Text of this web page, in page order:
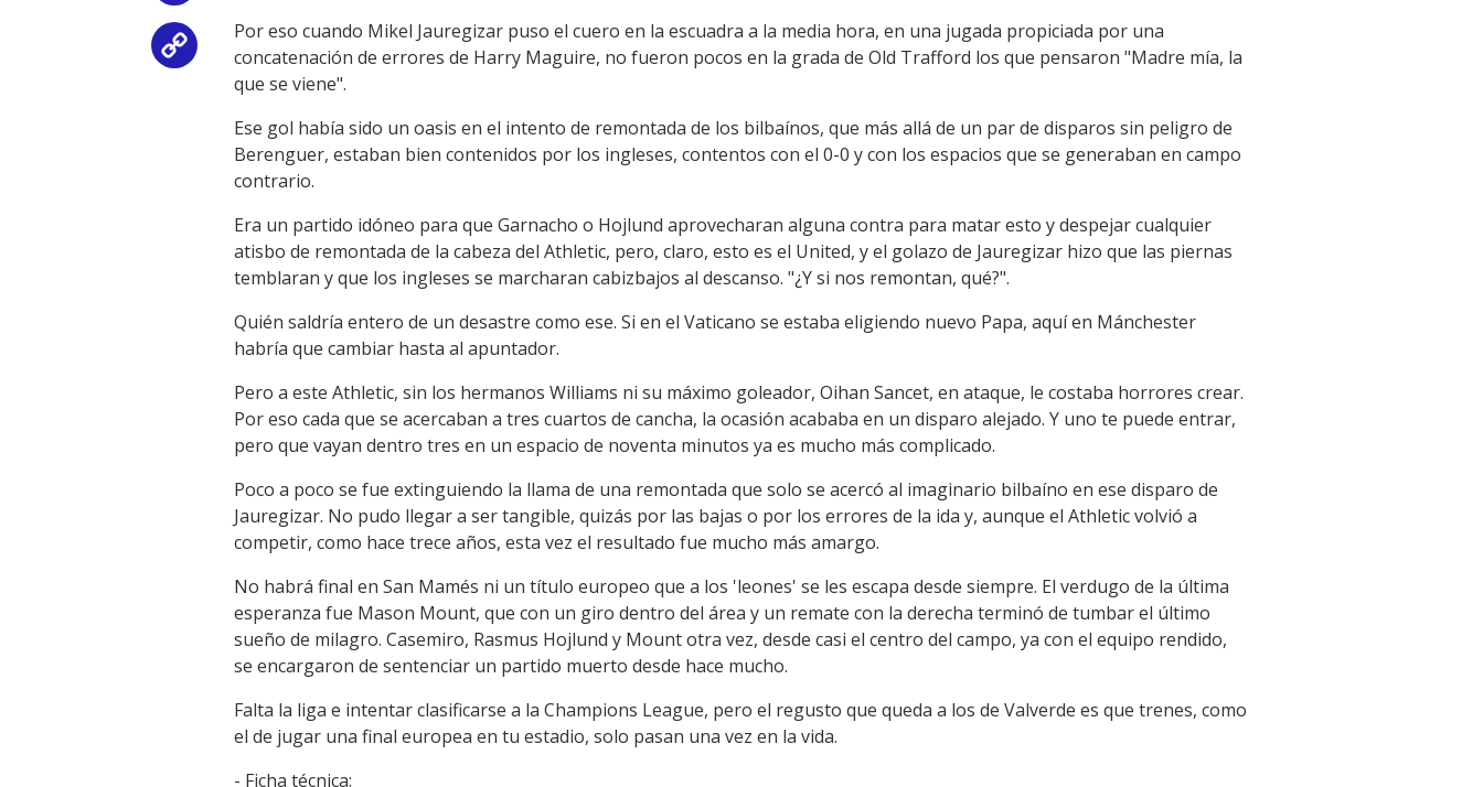
Copy
Link
Por eso cuando Mikel Jauregizar puso el cuero en la escuadra a la media hora, en una jugada propiciada por una
concatenación de errores de Harry Maguire, no fueron pocos en la grada de Old Trafford los que pensaron "Madre mía, la
que se viene".
Ese gol había sido un oasis en el intento de remontada de los bilbaínos, que más allá de un par de disparos sin peligro de
Berenguer, estaban bien contenidos por los ingleses, contentos con el 0-0 y con los espacios que se generaban en campo
contrario.
Era un partido idóneo para que Garnacho o Hojlund aprovecharan alguna contra para matar esto y despejar cualquier
atisbo de remontada de la cabeza del Athletic, pero, claro, esto es el United, y el golazo de Jauregizar hizo que las piernas
temblaran y que los ingleses se marcharan cabizbajos al descanso. "¿Y si nos remontan, qué?".
Quién saldría entero de un desastre como ese. Si en el Vaticano se estaba eligiendo nuevo Papa, aquí en Mánchester
habría que cambiar hasta al apuntador.
Pero a este Athletic, sin los hermanos Williams ni su máximo goleador, Oihan Sancet, en ataque, le costaba horrores crear.
Por eso cada que se acercaban a tres cuartos de cancha, la ocasión acababa en un disparo alejado. Y uno te puede entrar,
pero que vayan dentro tres en un espacio de noventa minutos ya es mucho más complicado.
Poco a poco se fue extinguiendo la llama de una remontada que solo se acercó al imaginario bilbaíno en ese disparo de
Jauregizar. No pudo llegar a ser tangible, quizás por las bajas o por los errores de la ida y, aunque el Athletic volvió a
competir, como hace trece años, esta vez el resultado fue mucho más amargo.
No habrá final en San Mamés ni un título europeo que a los 'leones' se les escapa desde siempre. El verdugo de la última
esperanza fue Mason Mount, que con un giro dentro del área y un remate con la derecha terminó de tumbar el último
sueño de milagro. Casemiro, Rasmus Hojlund y Mount otra vez, desde casi el centro del campo, ya con el equipo rendido,
se encargaron de sentenciar un partido muerto desde hace mucho.
Falta la liga e intentar clasificarse a la Champions League, pero el regusto que queda a los de Valverde es que trenes, como
el de jugar una final europea en tu estadio, solo pasan una vez en la vida.
- Ficha técnica: